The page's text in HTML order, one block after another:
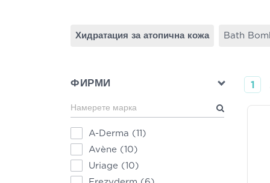
Хидратация за атопична кожа Bath
ФИРМИ
A-Derma (11)
Avène (10)
Uriage (10)
1